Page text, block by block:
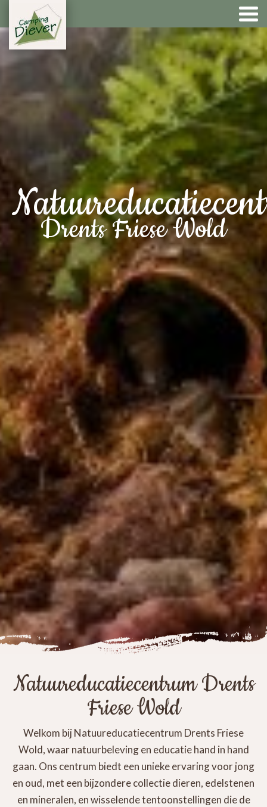
Drents Friese Wold
Natuureducatiecentrum Drents
Friese Wold
Welkom bij Natuureducatiecentrum Drents Friese
Wold, waar natuurbeleving en educatie hand in hand
gaan. Ons centrum biedt een unieke ervaring voor jong
en oud, met een bijzondere collectie dieren, edelstenen
en mineralen, en wisselende tentoonstellingen die de